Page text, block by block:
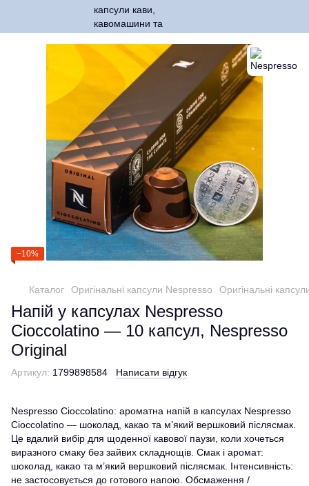
−10%
Каталог Оригінальні капсули Nespresso Оригінальні
Напій у капсулах Nespresso
Cioccolatino — 10 капсул, Nespresso
Original
Артикул: 1799898584 Написати відгук
Nespresso Cioccolatino: ароматна напій в капсулах Nespresso
Cioccolatino — шоколад, какао та м’який вершковий післясмак.
Це вдалий вибір для щоденної кавової паузи, коли хочеться
виразного смаку без зайвих складнощів. Смак і аромат:
шоколад, какао та м’який вершковий післясмак. Інтенсивність:
не застосовується до готового напою. Обсмаження /